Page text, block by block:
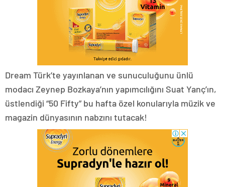
Dream Türk’te yayınlanan ve sunuculuğunu ünlü
modacı Zeynep Bozkaya’nın yapımcılığını Suat Yanç’ın,
üstlendiği “50 Fifty” bu hafta özel konularıyla müzik ve
magazin dünyasının nabzını tutacak!